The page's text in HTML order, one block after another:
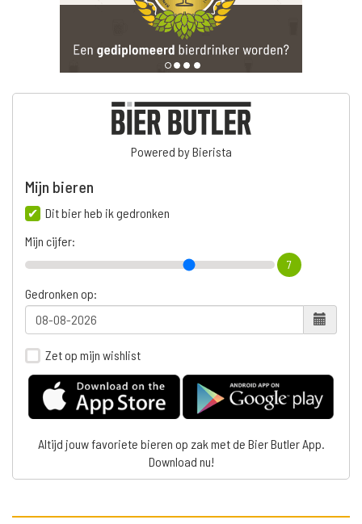
Powered by Bierista
Mijn bieren
Dit bier heb ik gedronken
Mijn cijfer:
7
Gedronken op:
Zet op mijn wishlist
Altijd jouw favoriete bieren op zak met de Bier Butler App.
Download nu!